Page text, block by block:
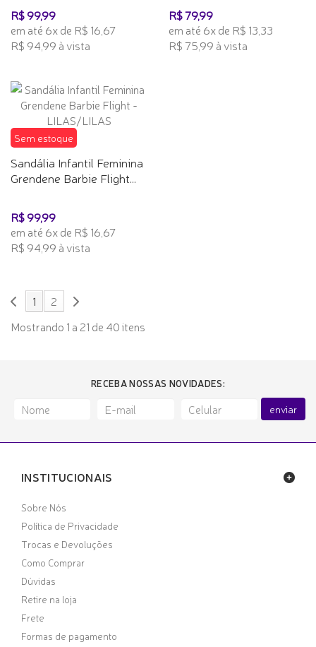
R$ 99,99
em até 6x de R$ 16,67
R$ 94,99 à vista
R$ 79,99
em até 6x de R$ 13,33
R$ 75,99 à vista
Sem estoque
Sandália Infantil Feminina
Grendene Barbie Flight...
R$ 99,99
em até 6x de R$ 16,67
R$ 94,99 à vista
1
2
Mostrando 1 a 21 de 40 itens
RECEBA NOSSAS NOVIDADES:
enviar
INSTITUCIONAIS
Sobre Nós
Política de Privacidade
Trocas e Devoluções
Como Comprar
Dúvidas
Retire na loja
Frete
Formas de pagamento